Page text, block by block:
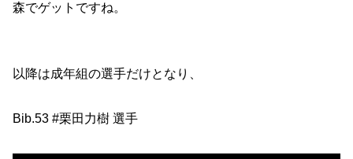
森でゲットですね。
以降は成年組の選手だけとなり、
Bib.53 #栗田力樹 選手